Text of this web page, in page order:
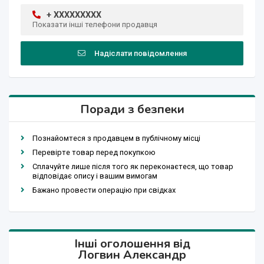
+ XXXXXXXXX
Показати інші телефони продавця
Надіслати повідомлення
Поради з безпеки
Познайомтеся з продавцем в публічному місці
Перевірте товар перед покупкою
Сплачуйте лише після того як переконаєтеся, що товар
відповідає опису і вашим вимогам
Бажано провести операцію при свідках
Інші оголошення від
Логвин Александр